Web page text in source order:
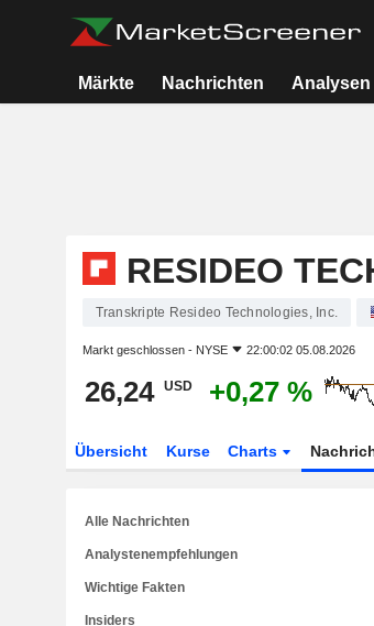
Märkte Nachrichten Analysen
RESIDEO
Transkripte Resideo Technologies, Inc.
Markt geschlossen - NYSE 22:00:02 05.08.2026
26,24 USD +0,27 %
Übersicht Kurse Charts
Alle Nachrichten
Analystenempfehlungen
Wichtige Fakten
Insiders